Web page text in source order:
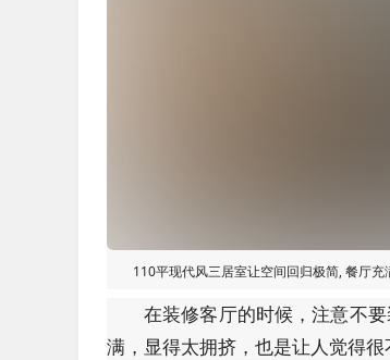
110平现代风三居室让空间回归极简, 餐厅充
在装修客厅的时候，注意不
满，显得太拥挤，也是让人觉得很